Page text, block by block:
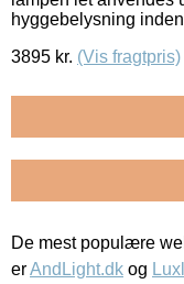
hyggebelysning
3895 kr. (Vis fragtpris)
De mest populære
erAndLight.dk og